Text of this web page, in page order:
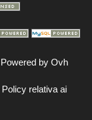
Powered by Ovh
Policy relativa ai